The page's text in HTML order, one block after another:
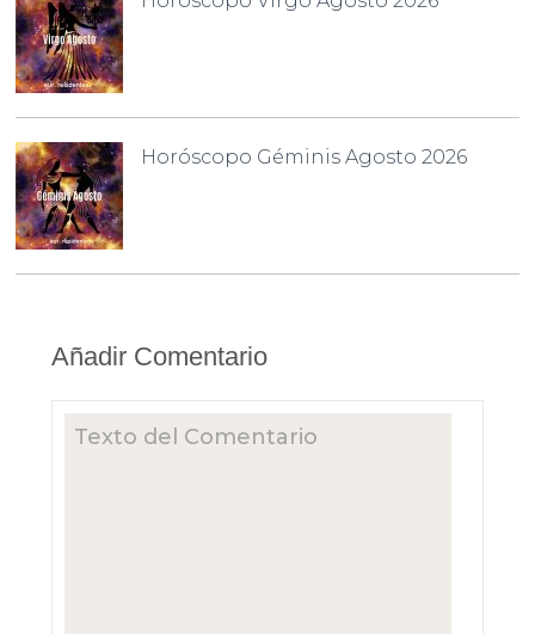
Horóscopo Géminis Agosto 2026
Añadir Comentario